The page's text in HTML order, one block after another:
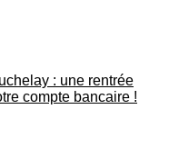
: une rentrée
compte bancaire !